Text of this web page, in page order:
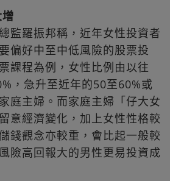
監羅振邦稱，近年女性投資者
偏好中至中低風險的股票投
課程為例，女性比例由以往
，急升至近年的50至60%或
庭主婦。而家庭主婦「仔大女
意經濟變化，加上女性性格較
錢觀念亦較重，會比起一般較
險高回報大的男性更易投資成